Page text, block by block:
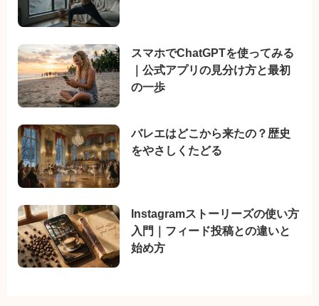
スマホでChatGPTを使ってみる
｜公式アプリの見分け方と最初
の一歩
バレエはどこから来たの？歴史
をやさしくたどる
Instagramストーリーズの使い方
入門｜フィード投稿との違いと
始め方